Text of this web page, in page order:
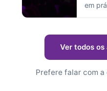
em
Ver todos
Prefere falar com a